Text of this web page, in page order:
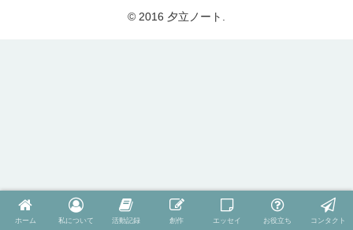
© 2016 夕立ノート.
ホーム 私について 活動記録 創作 エッセイ お役立ち コンタクト